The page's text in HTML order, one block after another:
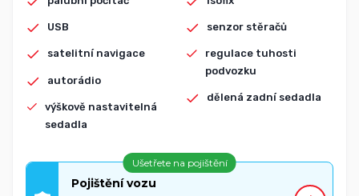
USB
satelitní navigace
autorádio
výškově nastavitelná
sedadla
senzor stěračů
regulace tuhosti
podvozku
dělená zadní sedadla
Ušetřete na pojištění
Pojištění vozu